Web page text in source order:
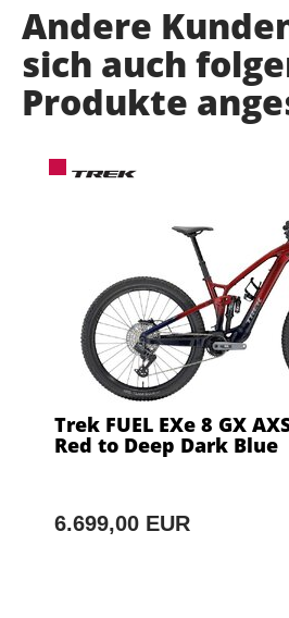
Andere
sich auch
Produkte
Trek FUEL EXe 8 GX
Red to Deep Dark Blue
6.699,00 EUR